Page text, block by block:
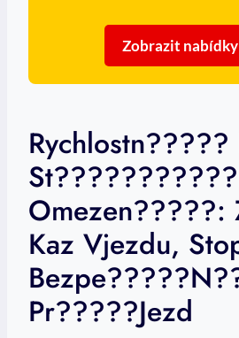
Zobrazit
Omezen?????:
Kaz Vjezdu,
Pr?????jezd